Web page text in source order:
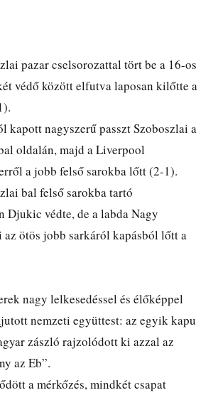
pazar cselsorozattal tört be a 16-os
védő között elfutva laposan kilőtte a
nagyszerű passzt Szoboszlai a
oldalán, majd a Liverpool
a jobb felső sarokba lőtt (2-1).
bal felső sarokba tartó
Djukic védte, de a labda Nagy
ötös jobb sarkáról kapásból lőtt a
nagy lelkesedéssel és élőképpel
nemzeti együttest: az egyik kapu
zászló rajzolódott ki azzal az
az Eb”.
a mérkőzés, mindkét csapat